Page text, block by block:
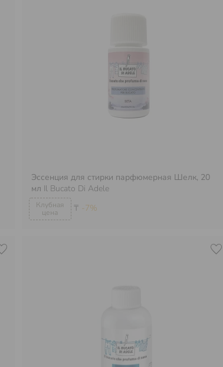
₸ -7%
Эссенция для стирки парфюмерная Шелк, 20
мл Il Bucato Di Adele